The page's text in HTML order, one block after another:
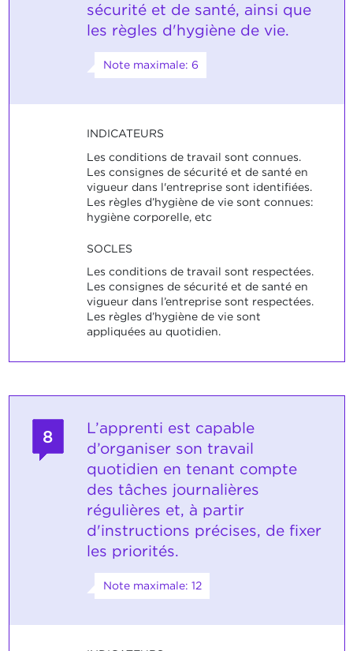
sécurité et de santé, ainsi que
les règles d'hygiène de vie.
Note maximale: 6
INDICATEURS
Les conditions de travail sont connues.
Les consignes de sécurité et de santé en
vigueur dans l'entreprise sont identifiées.
Les règles d’hygiène de vie sont connues:
hygiène corporelle, etc
SOCLES
Les conditions de travail sont respectées.
Les consignes de sécurité et de santé en
vigueur dans l’entreprise sont respectées.
Les règles d’hygiène de vie sont
appliquées au quotidien.
8
L’apprenti est capable
d’organiser son travail
quotidien en tenant compte
des tâches journalières
régulières et, à partir
d'instructions précises, de fixer
les priorités.
Note maximale: 12